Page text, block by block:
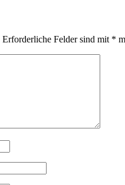
Erforderliche Felder sind mit *